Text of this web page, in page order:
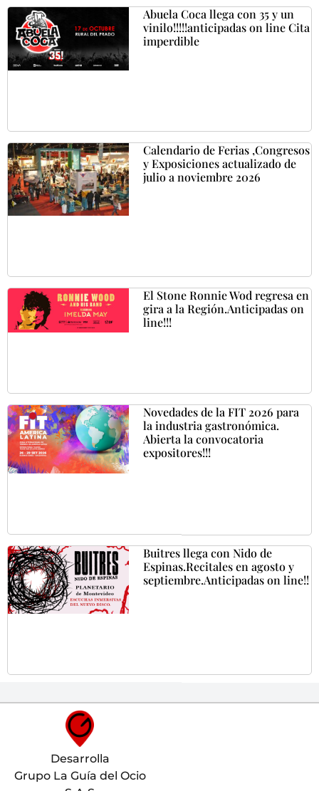
Abuela Coca llega con 35 y un
vinilo!!!!!anticipadas on line Cita
imperdible
Calendario de Ferias ,Congresos
y Exposiciones actualizado de
julio a noviembre 2026
El Stone Ronnie Wod regresa en
gira a la Región.Anticipadas on
line!!!
Novedades de la FIT 2026 para
la industria gastronómica.
Abierta la convocatoria
expositores!!!
Buitres llega con Nido de
Espinas.Recitales en agosto y
septiembre.Anticipadas on line!!
Desarrolla
Grupo La Guía del Ocio